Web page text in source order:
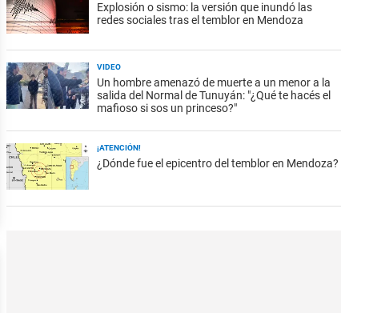
Explosión o sismo: la versión que inundó las
redes sociales tras el temblor en Mendoza
VIDEO
Un hombre amenazó de muerte a un menor a la
salida del Normal de Tunuyán: "¿Qué te hacés el
mafioso si sos un princeso?"
¡ATENCIÓN!
¿Dónde fue el epicentro del temblor en Mendoza?